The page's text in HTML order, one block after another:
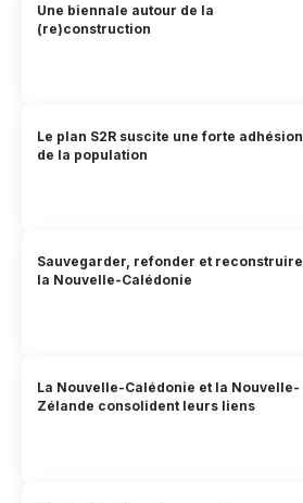
Une biennale autour de la
(re)construction
Le plan S2R suscite une forte adhésion
de la population
Sauvegarder, refonder et reconstruire
la Nouvelle-Calédonie
La Nouvelle-Calédonie et la Nouvelle-
Zélande consolident leurs liens